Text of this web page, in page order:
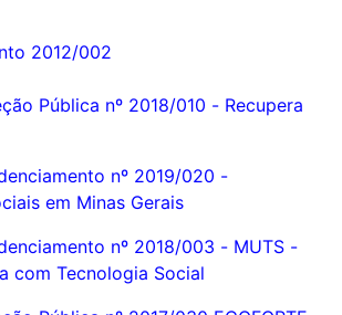
2012/002
Pública nº 2018/010 - Recupera
nº 2019/020 -
em Minas Gerais
nº 2018/003 - MUTS -
com Tecnologia Social